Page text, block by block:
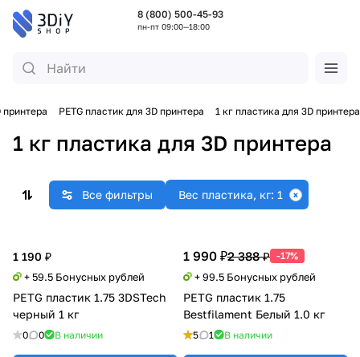
8 (800) 500-45-93
пн-пт 09:00—18:00
PETG пластик для 3D принтера 1 кг пластика для 3D принтера
1 кг пластика для 3D принтера
Все фильтры Вес пластика, кг: 1
1 190 ₽
+ 59.5 Бонусных рублей
PETG пластик 1.75 3DSTech
черный 1 кг
0 0 В наличии
1 990 ₽2 388 ₽ -17%
+ 99.5 Бонусных рублей
PETG пластик 1.75
Bestfilament Белый 1.0 кг
5 1 В наличии